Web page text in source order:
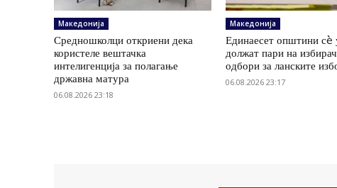
Македонија
Средношколци откриени дека
користеле вештачка
интелигенција за полагање
државна матура
06.08.2026 23:18
Македонија
Единаесет општини
должат пари на
одбори за ланските
06.08.2026 23:17